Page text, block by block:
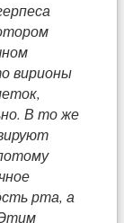
вирионы
В то же
рта, а